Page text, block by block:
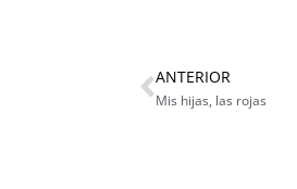
ANTERIOR
Mis hijas, las rojas